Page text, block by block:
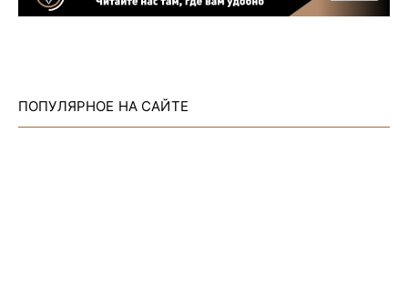
ПОПУЛЯРНОЕ НА САЙТЕ